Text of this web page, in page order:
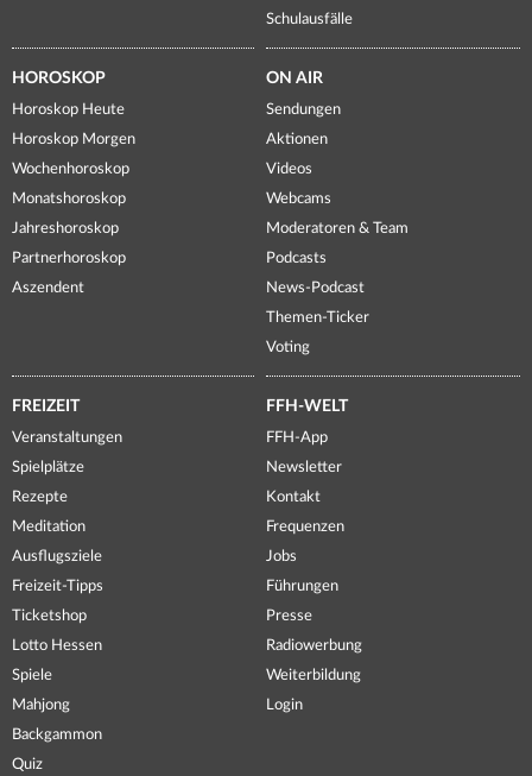
Schulausfälle
HOROSKOP
Horoskop Heute
Horoskop Morgen
Wochenhoroskop
Monatshoroskop
Jahreshoroskop
Partnerhoroskop
Aszendent
ON AIR
Sendungen
Aktionen
Videos
Webcams
Moderatoren & Team
Podcasts
News-Podcast
Themen-Ticker
Voting
FREIZEIT
Veranstaltungen
Spielplätze
Rezepte
Meditation
Ausflugsziele
Freizeit-Tipps
Ticketshop
Lotto Hessen
Spiele
Mahjong
Backgammon
Quiz
FFH-WELT
FFH-App
Newsletter
Kontakt
Frequenzen
Jobs
Führungen
Presse
Radiowerbung
Weiterbildung
Login